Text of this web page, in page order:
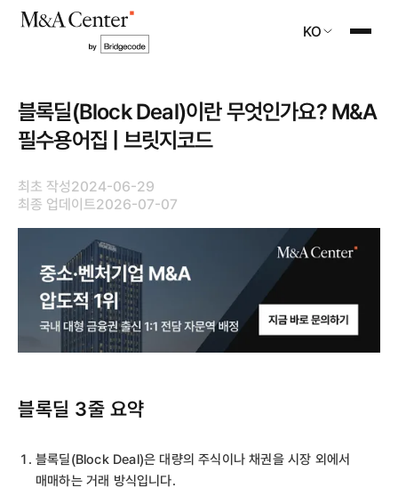
KO
블록딜(Block Deal)이란 무엇인가요? M&A
필수용어집 | 브릿지코드
최초 작성2024-06-29
최종 업데이트2026-07-07
블록딜 3줄 요약
블록딜(Block Deal)은 대량의 주식이나 채권을 시장 외에서
매매하는 거래 방식입니다.